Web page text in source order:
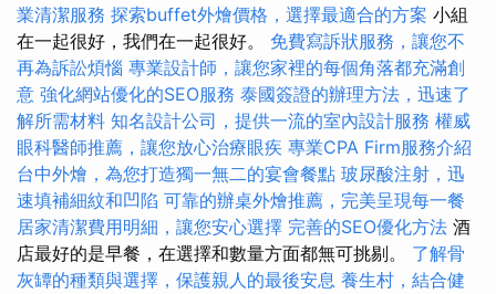
業清潔服務 探索buffet外燴價格，選擇最適合的方案 小組
在一起很好，我們在一起很好。 免費寫訴狀服務，讓您不
再為訴訟煩惱 專業設計師，讓您家裡的每個角落都充滿創
意 強化網站優化的SEO服務 泰國簽證的辦理方法，迅速了
解所需材料 知名設計公司，提供一流的室內設計服務 權威
眼科醫師推薦，讓您放心治療眼疾 專業CPA Firm服務介紹
台中外燴，為您打造獨一無二的宴會餐點 玻尿酸注射，迅
速填補細紋和凹陷 可靠的辦桌外燴推薦，完美呈現每一餐
居家清潔費用明細，讓您安心選擇 完善的SEO優化方法 酒
店最好的是早餐，在選擇和數量方面都無可挑剔。 了解骨
灰罈的種類與選擇，保護親人的最後安息 養生村，結合健